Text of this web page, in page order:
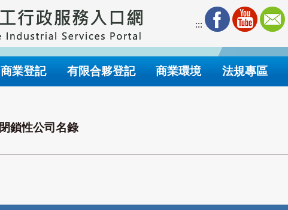
:::
商業登記 有限合夥登記 商業環境 法規專區
閉鎖性公司名錄